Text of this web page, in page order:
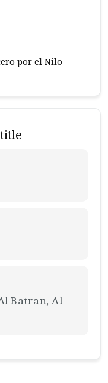
por el Nilo
Batran, Al